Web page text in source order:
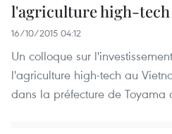
l'agriculture high-tech
16/10/2015 04:12
Un colloque sur
l'agriculture high-tech au
dans la préfecture de Toyama